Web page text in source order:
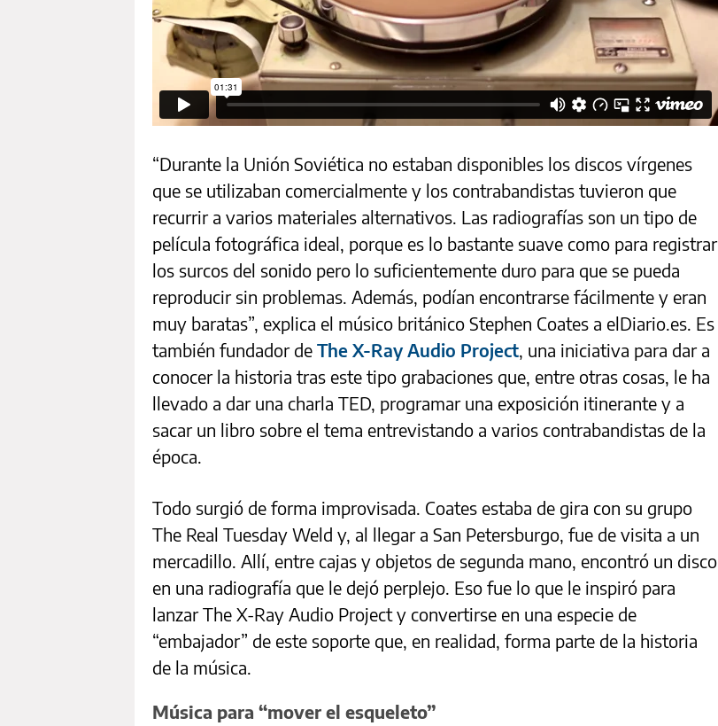
“Durante la Unión Soviética no estaban disponibles los discos vírgenes
que se utilizaban comercialmente y los contrabandistas tuvieron que
recurrir a varios materiales alternativos. Las radiografías son un tipo de
película fotográfica ideal, porque es lo bastante suave como para registrar
los surcos del sonido pero lo suficientemente duro para que se pueda
reproducir sin problemas. Además, podían encontrarse fácilmente y eran
muy baratas”, explica el músico británico Stephen Coates a elDiario.es. Es
también fundador de The X-Ray Audio Project, una iniciativa para dar a
conocer la historia tras este tipo grabaciones que, entre otras cosas, le ha
llevado a dar una charla TED, programar una exposición itinerante y a
sacar un libro sobre el tema entrevistando a varios contrabandistas de la
época.
Todo surgió de forma improvisada. Coates estaba de gira con su grupo
The Real Tuesday Weld y, al llegar a San Petersburgo, fue de visita a un
mercadillo. Allí, entre cajas y objetos de segunda mano, encontró un disco
en una radiografía que le dejó perplejo. Eso fue lo que le inspiró para
lanzar The X-Ray Audio Project y convertirse en una especie de
“embajador” de este soporte que, en realidad, forma parte de la historia
de la música.
Música para “mover el esqueleto”